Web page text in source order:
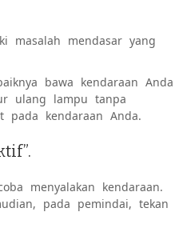
masalah mendasar yang
bawa kendaraan Anda
ulang lampu tanpa
pada kendaraan Anda.
menyalakan kendaraan.
pada pemindai, tekan